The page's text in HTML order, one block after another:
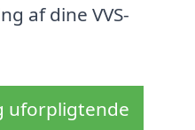
af dine VVS-
uforpligtende